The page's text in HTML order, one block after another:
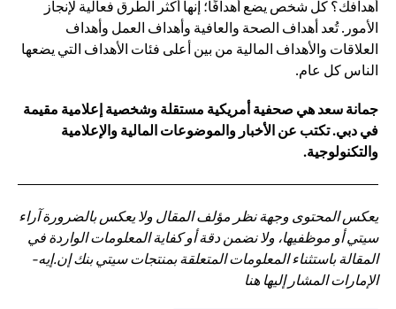
أهدافك؟ كل شخص يضع أهدافًا؛ إنها أكثر الطرق فعالية لإنجاز
الأمور. تُعد أهداف الصحة والعافية وأهداف العمل وأهداف
العلاقات والأهداف المالية من بين أعلى فئات الأهداف التي يضعها
الناس كل عام.
جمانة سعد هي صحفية أمريكية مستقلة وشخصية إعلامية مقيمة
في دبي. تكتب عن الأخبار والموضوعات المالية والإعلامية
والتكنولوجية.
يعكس المحتوى وجهة نظر مؤلف المقال ولا يعكس بالضرورة آراء
سيتي أو موظفيها، ولا نضمن دقة أو كفاية المعلومات الواردة في
المقالة باستثناء المعلومات المتعلقة بمنتجات سيتي بنك إن.إيه-
الإمارات المشار إليها هنا